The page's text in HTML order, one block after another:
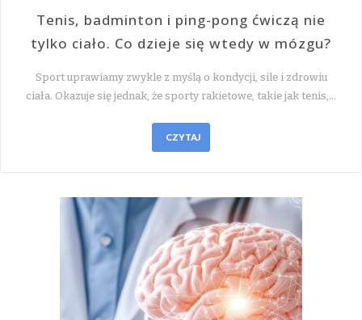
Tenis, badminton i ping-pong ćwiczą nie
tylko ciało. Co dzieje się wtedy w mózgu?
Sport uprawiamy zwykle z myślą o kondycji, sile i zdrowiu
ciała. Okazuje się jednak, że sporty rakietowe, takie jak tenis,…
CZYTAJ